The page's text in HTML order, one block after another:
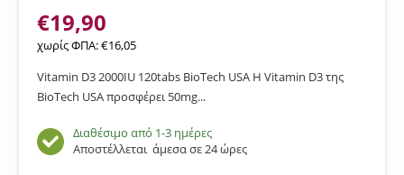
€19,90
χωρίς ΦΠΑ:€16,05
Vitamin D3 2000IU 120tabs BioTech USA Η Vitamin D3 της
BioTech USA προσφέρει 50mg...
Διαθέσιμο από 1-3 ημέρες
Αποστέλλεται άμεσα σε 24 ώρες